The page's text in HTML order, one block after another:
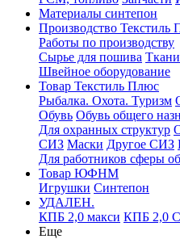
Материалы синтепон
Производство Текстиль
Работы по производству
Сырье для пошива
Швейное оборудование
Товар Текстиль Плюс
Рыбалка. Охота. Туризм
Обувь Обувь общего
Для охранных структур
СИЗ Маски Другое СИЗ
Для работников сферы
Товар ЮФНМ
Игрушки Синтепон
УДАЛЕН.
КПБ 2,0 макси КПБ 2,0
Еще